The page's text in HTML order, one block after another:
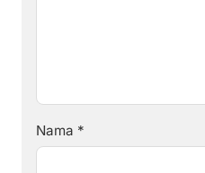
Nama *